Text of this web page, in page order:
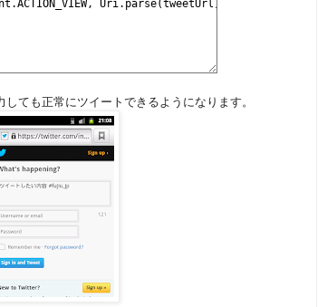
ても正常にツイートできるようになります。